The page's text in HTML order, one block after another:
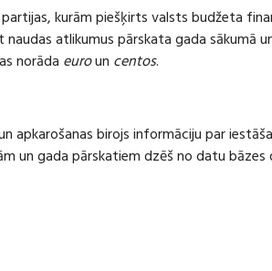
kurām piešķirts valsts budžeta
atlikumus pārskata gada sākumā
norāda euroun centos.
apkarošanas birojs informāciju par
un gada pārskatiem dzēš no datu